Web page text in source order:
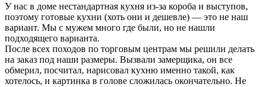
У нас в доме нестандартная кухня из-за короба и выступов,
поэтому готовые кухни (хоть они и дешевле) — это не наш
вариант. Мы с мужем много где были, но не нашли
подходящего варианта.
После всех походов по торговым центрам мы решили делать
на заказ под наши размеры. Вызвали замерщика, он все
обмерил, посчитал, нарисовал кухню именно такой, как
хотелось, и картинка в голове сложилась окончательно. Не